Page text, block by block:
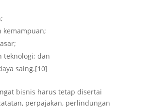
kemampuan;
teknologi; dan
saing.[10]
bisnis harus tetap disertai
perpajakan, perlindungan